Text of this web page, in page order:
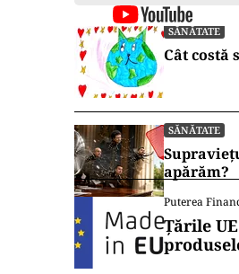
SĂNĂTATE
Cât costă
SĂNĂTATE
apărăm?
Puterea
Țările